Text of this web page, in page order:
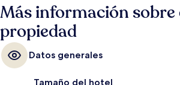
Más información sobre
propiedad
Datos generales
Tamaño del hotel